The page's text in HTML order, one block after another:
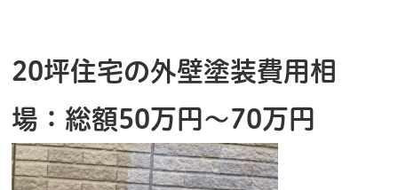
20坪住宅の外壁塗装費用相
場：総額50万円～70万円